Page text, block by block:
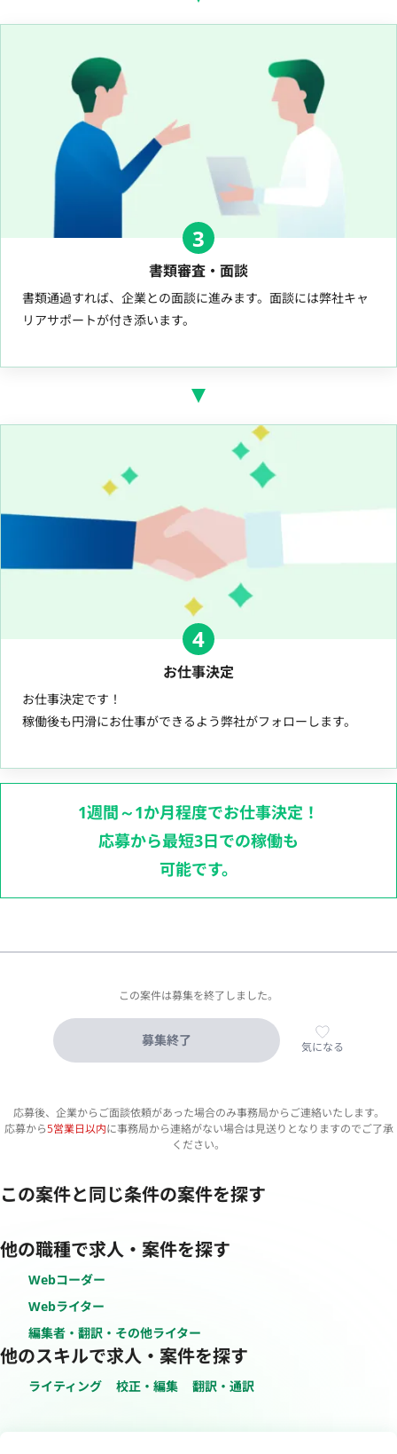
3
書類審査・面談
書類通過すれば、企業との面談に進みます。面談には弊社キャ
リアサポートが付き添います。
4
お仕事決定
お仕事決定です！
稼働後も円滑にお仕事ができるよう弊社がフォローします。
1週間～1か月程度でお仕事決定！
応募から最短3日での稼働も
可能です。
この案件は募集を終了しました。
募集終了 気になる
応募後、企業からご面談依頼があった場合のみ事務局からご連絡いたします。
応募から5営業日以内に事務局から連絡がない場合は見送りとなりますのでご了承
ください。
この案件と同じ条件の案件を探す
他の職種で求人・案件を探す
Webコーダー
Webライター
編集者・翻訳・その他ライター
他のスキルで求人・案件を探す
ライティング 校正・編集 翻訳・通訳